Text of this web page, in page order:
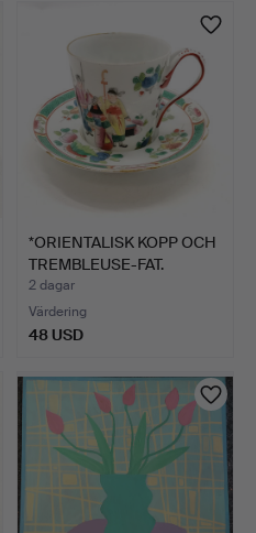
*ORIENTALISK KOPP OCH
TREMBLEUSE-FAT.
2 dagar
Värdering
48 USD